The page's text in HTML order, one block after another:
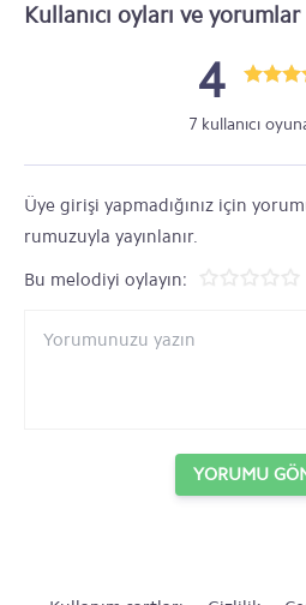
Kullanıcı oyları ve yorumlar
4
7 kullanıcı
Üye girişi yapmadığınız için
rumuzuyla yayınlanır.
Bu melodiyi oylayın:
YORUMU